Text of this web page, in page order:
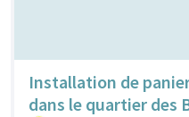
Installation de
dans le quartier des